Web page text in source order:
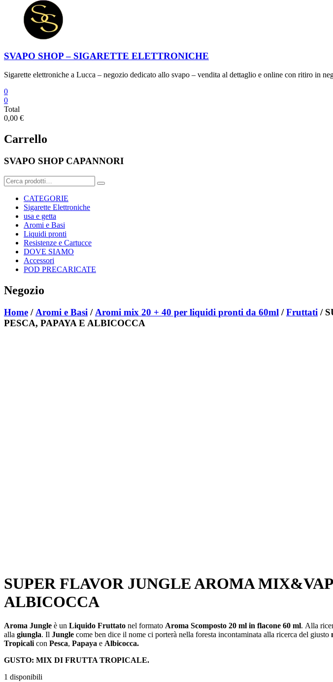
SVAPO SHOP – SIGARETTE ELETTRONICHE
Sigarette elettroniche a Lucca – negozio dedicato allo svapo – vendita al dettaglio e online con ritiro in
0
0
Total
0,00 €
Carrello
SVAPO SHOP CAPANNORI
Cerca:
CATEGORIE
Sigarette Elettroniche
usa e getta
Aromi e Basi
Liquidi pronti
Resistenze e Cartucce
DOVE SIAMO
Accessori
POD PRECARICATE
Negozio
Home / Aromi e Basi / Aromi mix 20 + 40 per liquidi pronti da 60ml /Fruttati /
PESCA, PAPAYA E ALBICOCCA
SUPER FLAVOR JUNGLE AROMA
ALBICOCCA
Aroma Jungle è un Liquido Fruttato nel formato Aroma Scomposto 20 ml in flacone 60 ml. Alla
alla giungla. Il Jungle come ben dice il nome ci porterà nella foresta incontaminata alla ricerca del giusto
Tropicali con Pesca, Papaya e Albicocca.
GUSTO: MIX DI FRUTTA TROPICALE.
1 disponibili